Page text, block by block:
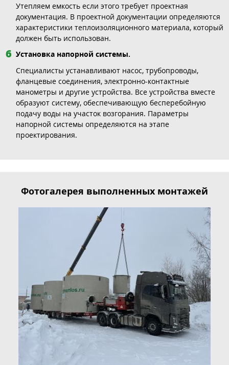
Утепляем емкость если этого требует проектная
документация. В проектной документации определяются
характеристики теплоизоляционного материала, который
должен быть использован.
Установка напорной системы.
Специалисты устанавливают насос, трубопроводы,
фланцевые соединения, электронно-контактные
манометры и другие устройства. Все устройства вместе
образуют систему, обеспечивающую бесперебойную
подачу воды на участок возгорания. Параметры
напорной системы определяются на этапе
проектирования.
Фотогалерея выполненных монтажей